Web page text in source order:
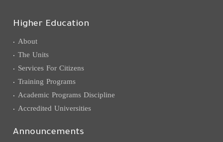
Higher Education
About
The Units
Services For Citizens
Training Programs
Academic Programs Discipline
Accredited Universities
Announcements